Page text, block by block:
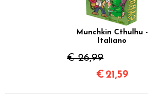
Munchkin Cthulhu -
Italiano
€ 26,99
€ 21,59